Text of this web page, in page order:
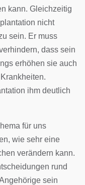
kann. Gleichzeitig
nicht
sein. Er muss
dass sein
erhöhen sie auch
ihm deutlich
für uns
wie sehr eine
verändern kann.
rund
sein